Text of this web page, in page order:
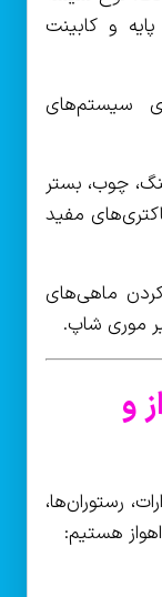
و کابینت
سیستم‌های
چوب، بستر
مفید
ماهی‌های
موری شاپ.
و
رستوران‌ها،
هستیم: